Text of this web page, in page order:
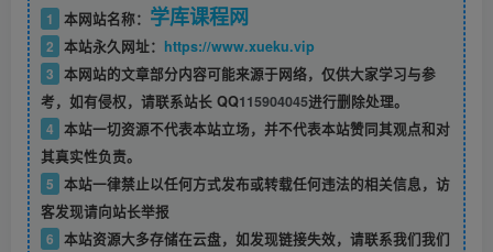
1 本网站名称： 学库课程网
2 本站永久网址： https://www.xueku.vip
3 本网站的文章部分内容可能来源于网络，仅供大家学习与参
考，如有侵权，请联系站长 QQ115904045进行删除处理。
4 本站一切资源不代表本站立场，并不代表本站赞同其观点和对
其真实性负责。
5 本站一律禁止以任何方式发布或转载任何违法的相关信息，访
客发现请向站长举报
6 本站资源大多存储在云盘，如发现链接失效，请联系我们我们